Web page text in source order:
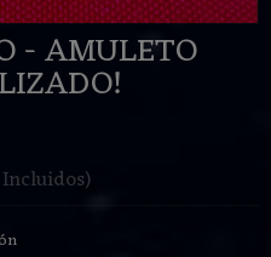
- AMULETO